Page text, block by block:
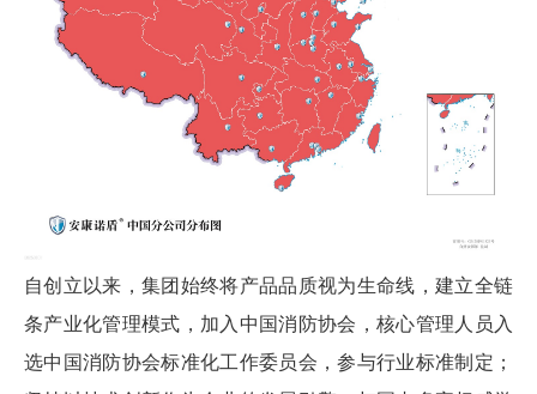
自创立以来，集团始终将产品品质视为生命线，建立全链
条产业化管理模式，加入中国消防协会，核心管理人员入
选中国消防协会标准化工作委员会，参与行业标准制定；